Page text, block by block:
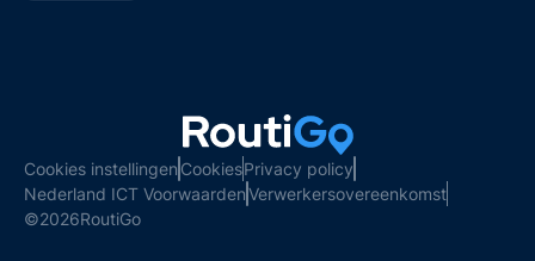
Cookies instellingen CookiesPrivacy policy
Nederland ICT VoorwaardenVerwerkersovereenkomst
©2026RoutiGo